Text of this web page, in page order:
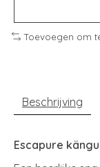
Toevoegen om
Beschrijving
Escapure